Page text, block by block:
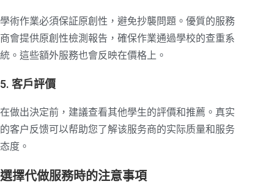
學術作業必須保証原創性，避免抄襲問題。優質的服務
商會提供原創性檢測報告，確保作業通過學校的查重系
統。這些額外服務也會反映在價格上。
5. 客戶評價
在做出決定前，建議查看其他學生的評價和推薦。真实
的客户反馈可以帮助您了解该服务商的实际质量和服务
态度。
選擇代做服務時的注意事項